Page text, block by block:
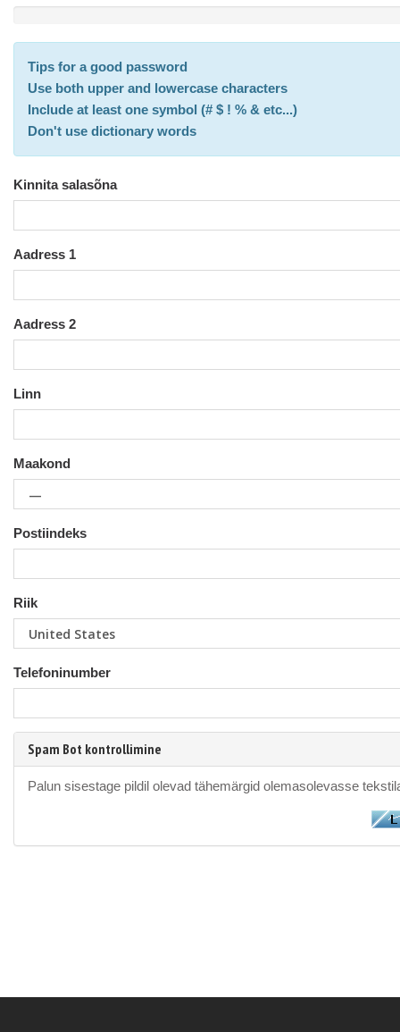
Tips for a good password
Use both upper and lowercase characters
Include at least one symbol (# $ ! % & etc...)
Don't use dictionary words
Kinnita salasõna
Aadress 1
Aadress 2
Linn
Maakond
Postiindeks
Riik
Telefoninumber
Spam Bot kontrollimine
Palun sisestage pildil olevad tähemärgid olemasolevasse